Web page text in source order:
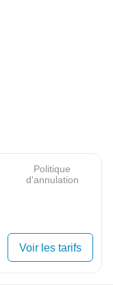
Politique
d'annulation
Voir les tarifs